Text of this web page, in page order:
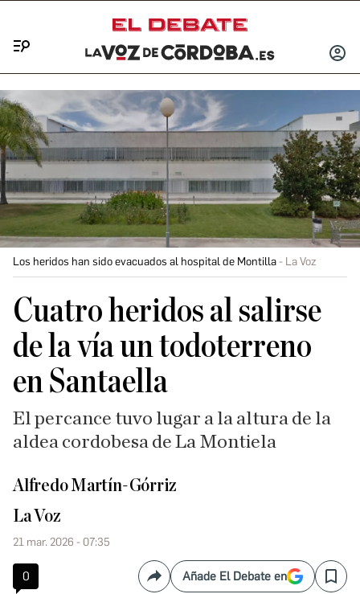
INICIAR
Los heridos han sido evacuados al hospital de Montilla La Voz
Cuatro heridos al salirse
de la vía un todoterreno
en Santaella
El percance tuvo lugar a la altura de la
aldea cordobesa de La Montiela
Alfredo Martín-Górriz
La Voz
21 mar. 2026 - 07:35
0 CompartirAñade El Debate en Save